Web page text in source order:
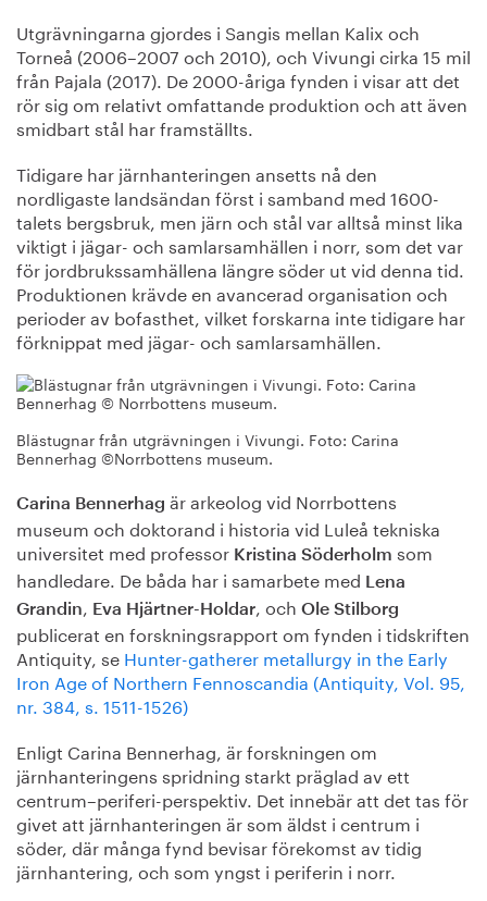
Utgrävningarna gjordes i Sangis mellan Kalix och
Torneå (2006–2007 och 2010), och Vivungi cirka 15 mil
från Pajala (2017). De 2000-åriga fynden i visar att det
rör sig om relativt omfattande produktion och att även
smidbart stål har framställts.
Tidigare har järnhanteringen ansetts nå den
nordligaste landsändan först i samband med 1600-
talets bergsbruk, men järn och stål var alltså minst lika
viktigt i jägar- och samlarsamhällen i norr, som det var
för jordbrukssamhällena längre söder ut vid denna tid.
Produktionen krävde en avancerad organisation och
perioder av bofasthet, vilket forskarna inte tidigare har
förknippat med jägar- och samlarsamhällen.
Blästugnar från utgrävningen i Vivungi. Foto: Carina
Bennerhag ©Norrbottens museum.
Carina Bennerhag är arkeolog vid Norrbottens
museum och doktorand i historia vid Luleå tekniska
universitet med professor Kristina Söderholm som
handledare. De båda har i samarbete med
Lena
Grandin, Eva Hjärtner-Holdar, och Ole Stilborg
publicerat en forskningsrapport om fynden i tidskriften
Antiquity, se Hunter-gatherer metallurgy in the Early
Iron Age of Northern Fennoscandia (Antiquity, Vol. 95,
nr. 384, s. 1511-1526)
Enligt Carina Bennerhag, är forskningen om
järnhanteringens spridning starkt präglad av ett
centrum–periferi-perspektiv. Det innebär att det tas för
givet att järnhanteringen är som äldst i centrum i
söder, där många fynd bevisar förekomst av tidig
järnhantering, och som yngst i periferin i norr.